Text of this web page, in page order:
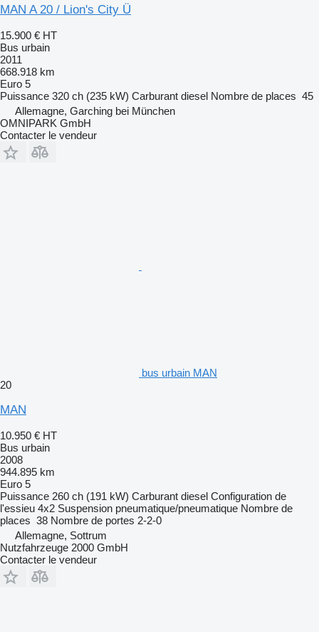
MAN A 20 / Lion's City Ü
15.900 € HT
Bus urbain
2011
668.918 km
Euro 5
Puissance 320 ch (235 kW) Carburant diesel Nombre de places 45
Allemagne, Garching bei München
OMNIPARK GmbH
Contacter le vendeur
bus urbain MAN
20
MAN
10.950 € HT
Bus urbain
2008
944.895 km
Euro 5
Puissance 260 ch (191 kW) Carburant diesel Configuration de
l'essieu 4x2 Suspension pneumatique/pneumatique Nombre de
places 38 Nombre de portes 2-2-0
Allemagne, Sottrum
Nutzfahrzeuge 2000 GmbH
Contacter le vendeur